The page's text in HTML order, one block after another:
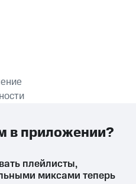
плейлисты,
миксами теперь